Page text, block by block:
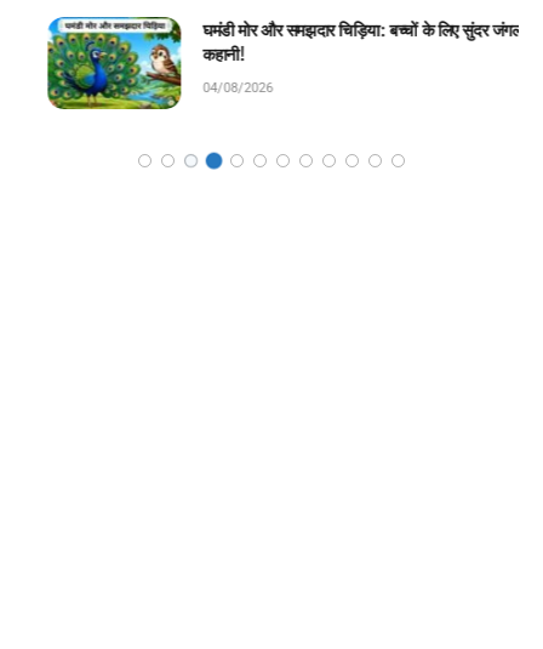
घमंडी मोर और समझदार चिड़िया: बच्चों के लिए सुंदर जंगल
कहानी!
04/08/2026